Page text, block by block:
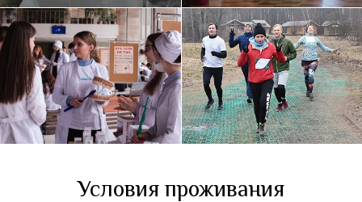
Условия проживания